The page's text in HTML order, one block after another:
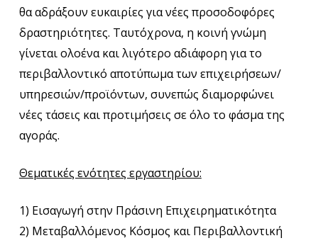
θα αδράξουν ευκαιρίες για νέες προσοδοφόρες
δραστηριότητες. Ταυτόχρονα, η κοινή γνώμη
γίνεται ολοένα και λιγότερο αδιάφορη για το
περιβαλλοντικό αποτύπωμα των επιχειρήσεων/
υπηρεσιών/προϊόντων, συνεπώς διαμορφώνει
νέες τάσεις και προτιμήσεις σε όλο το φάσμα της
αγοράς.
Θεματικές ενότητες εργαστηρίου:
1) Εισαγωγή στην Πράσινη Επιχειρηματικότητα
2) Μεταβαλλόμενος Κόσμος και Περιβαλλοντική